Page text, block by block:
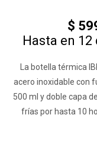
$
Hasta en 12
La botella térmica
acero inoxidable con
500 ml y doble capa
frías por hasta 10